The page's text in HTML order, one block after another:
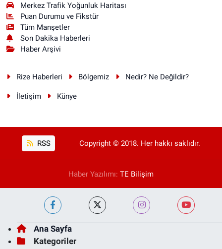
Merkez Trafik Yoğunluk Haritası
Puan Durumu ve Fikstür
Tüm Manşetler
Son Dakika Haberleri
Haber Arşivi
Rize Haberleri Bölgemiz Nedir? Ne Değildir?
İletişim Künye
RSS Copyright © 2018. Her hakkı saklıdır.
Haber Yazılımı: TE Bilişim
Ana Sayfa
Kategoriler